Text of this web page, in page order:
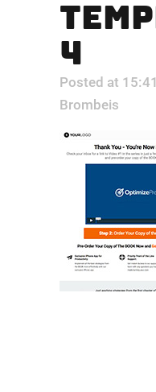
4
Posted at
Brombeis